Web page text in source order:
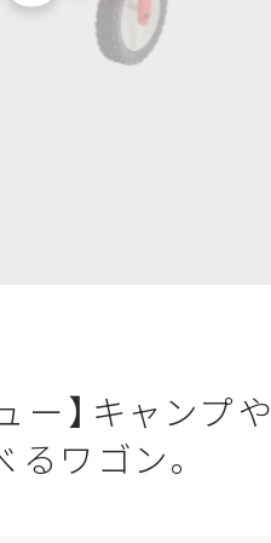
】キャンプや
ワゴン。